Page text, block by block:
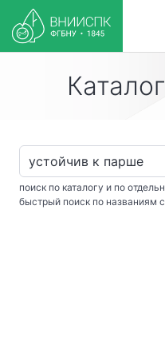
поиск по каталогу и по
быстрый поиск по названиям